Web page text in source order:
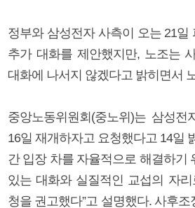
정부와 삼성전자 사측이 오는 21일
추가 대화를 제안했지만, 노조는
대화에 나서지 않겠다고 밝히면서
중앙노동위원회(중노위)는 삼성
16일 재개하자고 요청했다고 14일
간 입장 차를 자율적으로 해결하기
있는 대화와 실질적인 교섭의 자
청을 권고했다”고 설명했다. 사후